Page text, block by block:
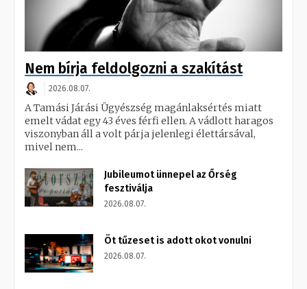
Nem bírja feldolgozni a szakítást
2026.08.07.
A Tamási Járási Ügyészség magánlaksértés miatt
emelt vádat egy 43 éves férfi ellen. A vádlott haragos
viszonyban áll a volt párja jelenlegi élettársával,
mivel nem...
Jubileumot ünnepel az Őrség
fesztiválja
2026.08.07.
Öt tűzeset is adott okot vonulni
2026.08.07.